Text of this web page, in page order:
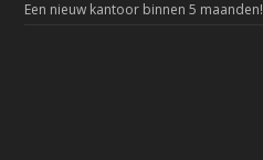
Een nieuw kantoor binnen 5 maanden!